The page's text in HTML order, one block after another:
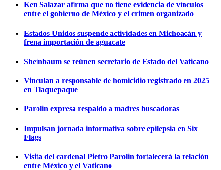
Ken Salazar afirma que no tiene evidencia de vínculos
entre el gobierno de México y el crimen organizado
Estados Unidos suspende actividades en Michoacán y
frena importación de aguacate
Sheinbaum se reúnen secretario de Estado del Vaticano
Vinculan a responsable de homicidio registrado en 2025
en Tlaquepaque
Parolin expresa respaldo a madres buscadoras
Impulsan jornada informativa sobre epilepsia en Six
Flags
Visita del cardenal Pietro Parolin fortalecerá la relación
entre México y el Vaticano